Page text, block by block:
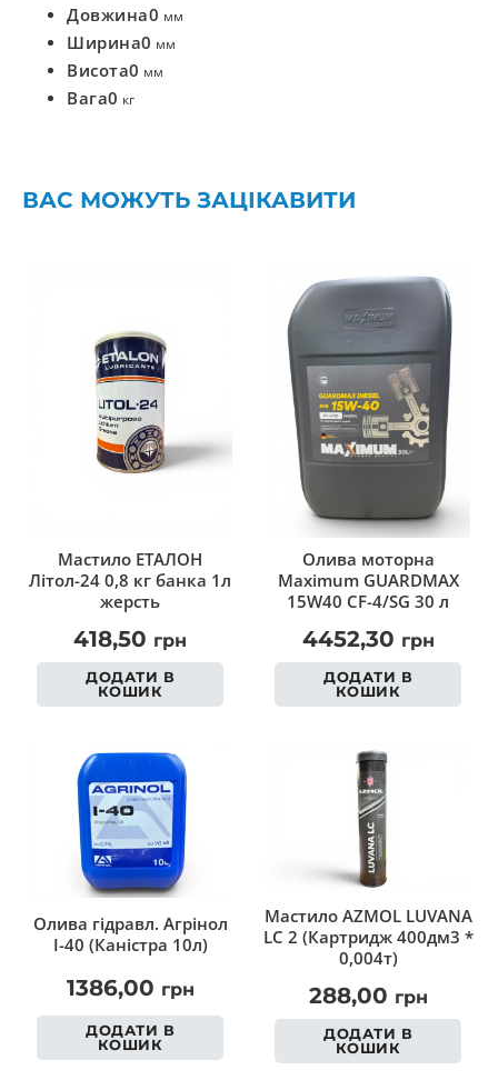
Довжина0 мм
Ширина0 мм
Висота0 мм
Вага0 кг
ВАС МОЖУТЬ ЗАЦІКАВИТИ
Мастило ЕТАЛОН
Літол-24 0,8 кг банка 1л
жерсть
418,50 грн
ДОДАТИ В
КОШИК
Олива моторна
Maximum GUARDMAX
15W40 СF-4/SG 30 л
4452,30 грн
ДОДАТИ В
КОШИК
Олива гідравл. Агрінол
І-40 (Каністра 10л)
1386,00 грн
ДОДАТИ В
КОШИК
Мастило AZMOL LUVANA
LC 2 (Картридж 400дм3 *
0,004т)
288,00 грн
ДОДАТИ В
КОШИК